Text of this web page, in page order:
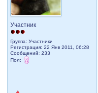
Участник
Группа: Участники
Регистрация: 22 Янв 2011, 06:28
Сообщений: 233
Пол: